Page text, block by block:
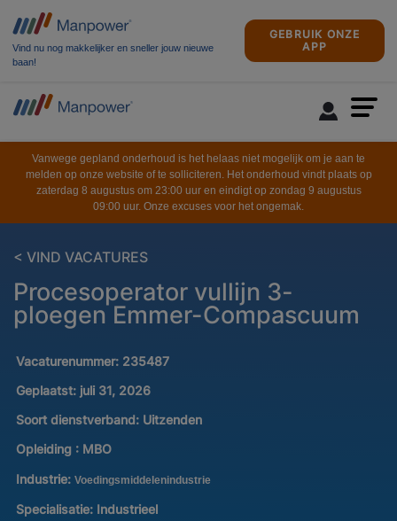
Vind nu nog makkelijker en sneller jouw nieuwe
baan!
GEBRUIK ONZE
APP
Vanwege gepland onderhoud is het helaas niet mogelijk om je aan te
melden op onze website of te solliciteren. Het onderhoud vindt plaats op
zaterdag 8 augustus om 23:00 uur en eindigt op zondag 9 augustus
09:00 uur. Onze excuses voor het ongemak.
< VIND VACATURES
Procesoperator vullijn 3-
ploegen Emmer-Compascuum
Vacaturenummer: 235487
Geplaatst: juli 31, 2026
Soort dienstverband: Uitzenden
Opleiding : MBO
Industrie: Voedingsmiddelenindustrie
Specialisatie: Industrieel